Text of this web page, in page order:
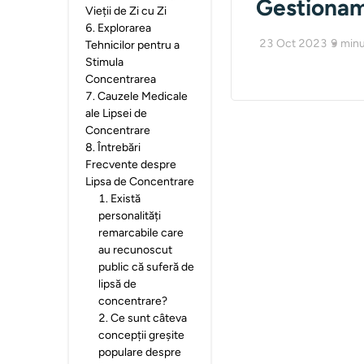
Vieții de Zi cu Zi
6. Explorarea
Tehnicilor pentru a
Stimula
Concentrarea
7.Cauzele Medicale
ale Lipsei de
Concentrare
8.Întrebări
Frecvente despre
Lipsa de Concentrare
1. Există
personalități
remarcabile care
au recunoscut
public că suferă de
lipsă de
concentrare?
2.Ce sunt câteva
concepții greșite
populare despre
23 Oct 2023 9